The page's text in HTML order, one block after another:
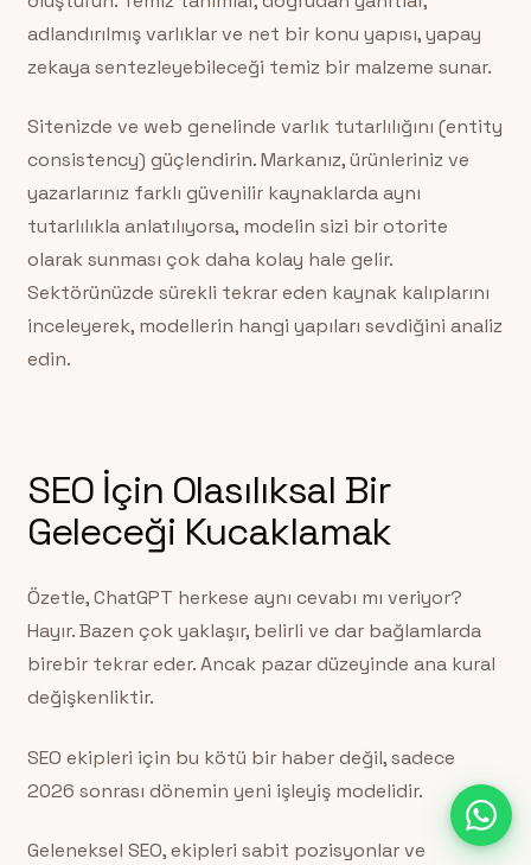
adlandırılmış varlıklar ve net bir konu yapısı, yapay
zekaya sentezleyebileceği temiz bir malzeme sunar.
Sitenizde ve web genelinde varlık tutarlılığını (entity
consistency) güçlendirin. Markanız, ürünleriniz ve
yazarlarınız farklı güvenilir kaynaklarda aynı
tutarlılıkla anlatılıyorsa, modelin sizi bir otorite
olarak sunması çok daha kolay hale gelir.
Sektörünüzde sürekli tekrar eden kaynak kalıplarını
inceleyerek, modellerin hangi yapıları sevdiğini analiz
edin.
SEO İçin Olasılıksal Bir
Geleceği Kucaklamak
Özetle, ChatGPT herkese aynı cevabı mı veriyor?
Hayır. Bazen çok yaklaşır, belirli ve dar bağlamlarda
birebir tekrar eder. Ancak pazar düzeyinde ana kural
değişkenliktir.
SEO ekipleri için bu kötü bir haber değil, sadece
2026 sonrası dönemin yeni işleyiş modelidir.
Geleneksel SEO, ekipleri sabit pozisyonlar ve